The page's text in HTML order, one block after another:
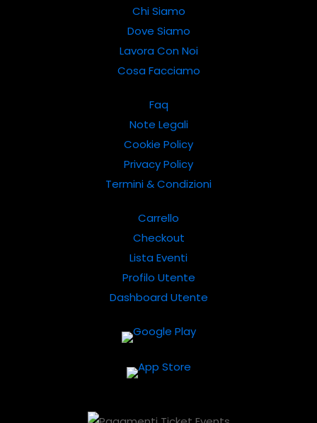
Chi Siamo
Dove Siamo
Lavora Con Noi
Cosa Facciamo
Faq
Note Legali
Cookie Policy
Privacy Policy
Termini & Condizioni
Carrello
Checkout
Lista Eventi
Profilo Utente
Dashboard Utente